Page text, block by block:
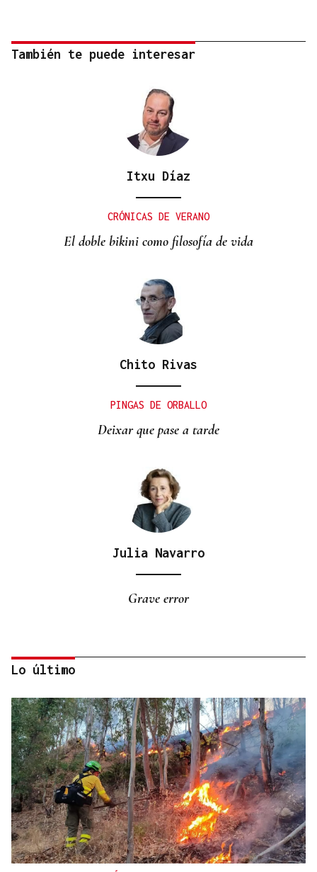
También te puede interesar
Itxu Díaz
CRÓNICAS DE VERANO
El doble bikini como filosofía de vida
Chito Rivas
PINGAS DE ORBALLO
Deixar que pase a tarde
Julia Navarro
Grave error
Isaac Pedrouzo
¡ES UN ANUNCIO!
No hay lealtad en el cambio
Lo último